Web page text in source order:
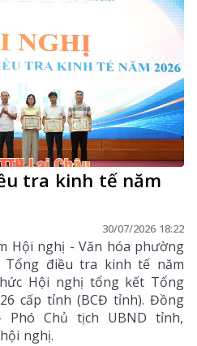
tra kinh tế năm
30/07/2026 18:22
Hội nghị - Văn hóa phường
Tổng điều tra kinh tế năm
Hội nghị tổng kết Tổng
cấp tỉnh (BCĐ tỉnh). Đồng
Phó Chủ tịch UBND tỉnh,
nghị.